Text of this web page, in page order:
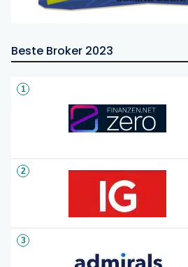
Beste Broker 2023
1
2
3